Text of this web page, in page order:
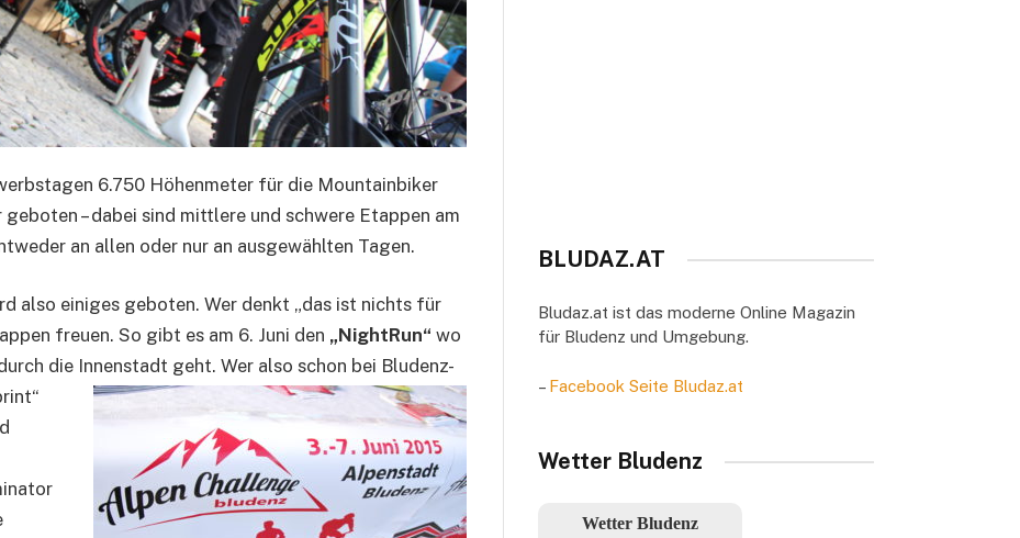
6.750 Höhenmeter für die Mountainbiker
– dabei sind mittlere und schwere Etappen am
an allen oder nur an ausgewählten Tagen.
also einiges geboten. Wer denkt „das ist nichts für
freuen. So gibt es am 6. Juni den „NightRun“ wo
die Innenstadt geht. Wer also schon bei Bludenz-
BLUDAZ.AT
Bludaz.at ist das moderne Online Magazin
für Bludenz und Umgebung.
– Facebook Seite Bludaz.at
Wetter Bludenz